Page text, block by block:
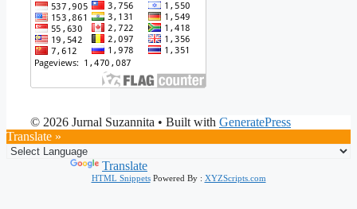
© 2026 Jurnal Suzannita • Built with GeneratePress
Translate »
Translate
HTML SnippetsPowered By : XYZScripts.com